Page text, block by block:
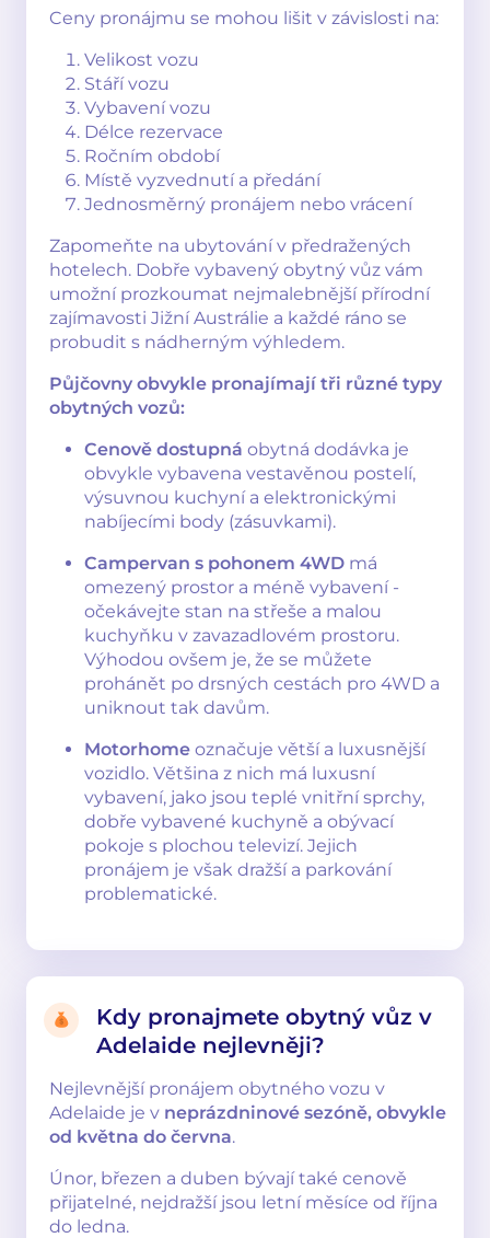
Ceny pronájmu se mohou lišit v závislosti na:
Velikost vozu
Stáří vozu
Vybavení vozu
Délce rezervace
Ročním období
Místě vyzvednutí a předání
Jednosměrný pronájem nebo vrácení
Zapomeňte na ubytování v předražených
hotelech. Dobře vybavený obytný vůz vám
umožní prozkoumat nejmalebnější přírodní
zajímavosti Jižní Austrálie a každé ráno se
probudit s nádherným výhledem.
Půjčovny obvykle pronajímají tři různé typy
obytných vozů:
Cenově dostupná obytná dodávka je
obvykle vybavena vestavěnou postelí,
výsuvnou kuchyní a elektronickými
nabíjecími body (zásuvkami).
Campervan s pohonem 4WD má
omezený prostor a méně vybavení -
očekávejte stan na střeše a malou
kuchyňku v zavazadlovém prostoru.
Výhodou ovšem je, že se můžete
prohánět po drsných cestách pro 4WD a
uniknout tak davům.
Motorhome označuje větší a luxusnější
vozidlo. Většina z nich má luxusní
vybavení, jako jsou teplé vnitřní sprchy,
dobře vybavené kuchyně a obývací
pokoje s plochou televizí. Jejich
pronájem je však dražší a parkování
problematické.
Kdy pronajmete obytný vůz v
Adelaide nejlevněji?
Nejlevnější pronájem obytného vozu v
Adelaide je v neprázdninové sezóně, obvykle
od května do června.
Únor, březen a duben bývají také cenově
přijatelné, nejdražší jsou letní měsíce od října
do ledna.